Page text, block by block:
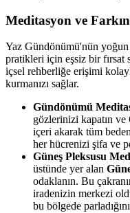
Meditasyon ve
Yaz Gündönümü'nün
pratikleri için eşsiz bir fırsat
içsel rehberliğe erişimi
kurmanızı sağlar.
Gündönümü
gözlerinizi kapatın ve
içeri akarak tüm
her hücrenizi şifa ve
Güneş Pleksusu
üstünde yer alan
odaklanın. Bu
iradenizin merkezi
bu bölgede